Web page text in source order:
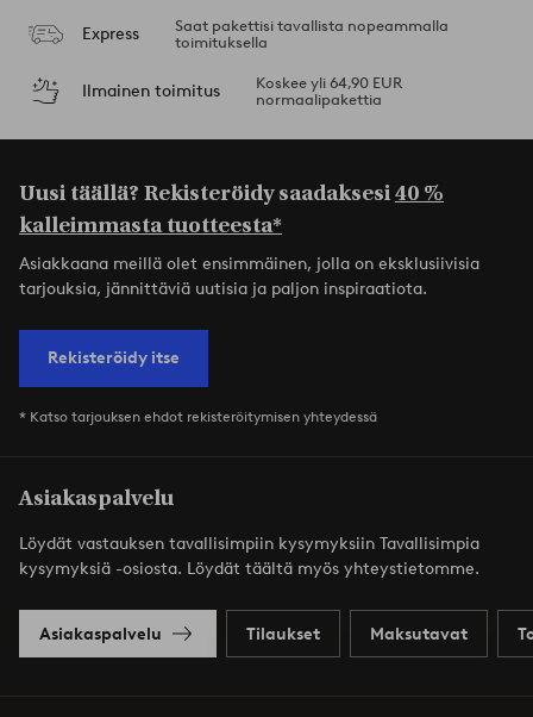
Express
Saat pakettisi tavallista nopeammalla
toimituksella
Ilmainen toimitus
Koskee yli 64,90 EUR
normaalipakettia
Uusi täällä? Rekisteröidy saadaksesi40 %
kalleimmasta tuotteesta*
Asiakkaana meillä olet ensimmäinen, jolla on eksklusiivisia
tarjouksia, jännittäviä uutisia ja paljon inspiraatiota.
Rekisteröidy itse
* Katso tarjouksen ehdot rekisteröitymisen yhteydessä
Asiakaspalvelu
Löydät vastauksen tavallisimpiin kysymyksiin Tavallisimpia
kysymyksiä -osiosta. Löydät täältä myös yhteystietomme.
Asiakaspalvelu Tilaukset Maksutavat